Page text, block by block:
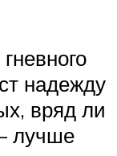
надежду
вряд ли
лучше